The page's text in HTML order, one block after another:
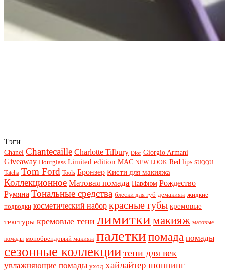
Тэги
Chanel Chantecaille Charlotte Tilbury Dior Giorgio Armani
Giveaway Hourglass Limited edition MAC NEW LOOK Red lips SUQQU
Tatcha Tom Ford Tools Бронзер Кисти для макияжа
Коллекционное Матовая помада Парфюм Рождество
Румяна Тональные средства блески для губ демакияж жидкие
подводки косметический набор красные губы кремовые
текстуры кремовые тени лимиткимакияж матовые
помады монобрендовый макияж палеткипомада помады
сезонные коллекциитени для век
увлажняющие помады уход хайлайтер шоппинг